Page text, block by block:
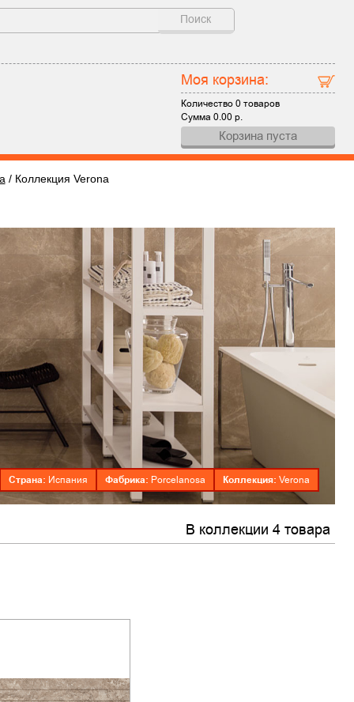
Поиск
Моя корзина:
Количество0 товаров
Сумма0.00 р.
Корзина пуста
/ Коллекция Verona
Страна: Испания Фабрика: Porcelanosa Коллекция: Verona
В коллекции 4 товара